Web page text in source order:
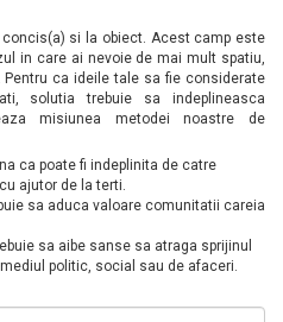
si la obiect. Acest camp este
in care ai nevoie de mai mult spatiu,
ca ideile tale sa fie considerate
solutia trebuie sa indeplineasca
misiunea metodei noastre de
ca poate fi indeplinita de catre
ajutor de la terti.
sa aduca valoare comunitatii careia
sa aibe sanse sa atraga sprijinul
politic, social sau de afaceri.